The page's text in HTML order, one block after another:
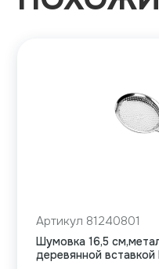
Артикул 81240801
Шумовка 16,5
деревянной